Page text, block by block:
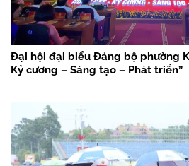
Đại hội đại biểu Đảng bộ phường
Kỷ cương – Sáng tạo – Phát triển”